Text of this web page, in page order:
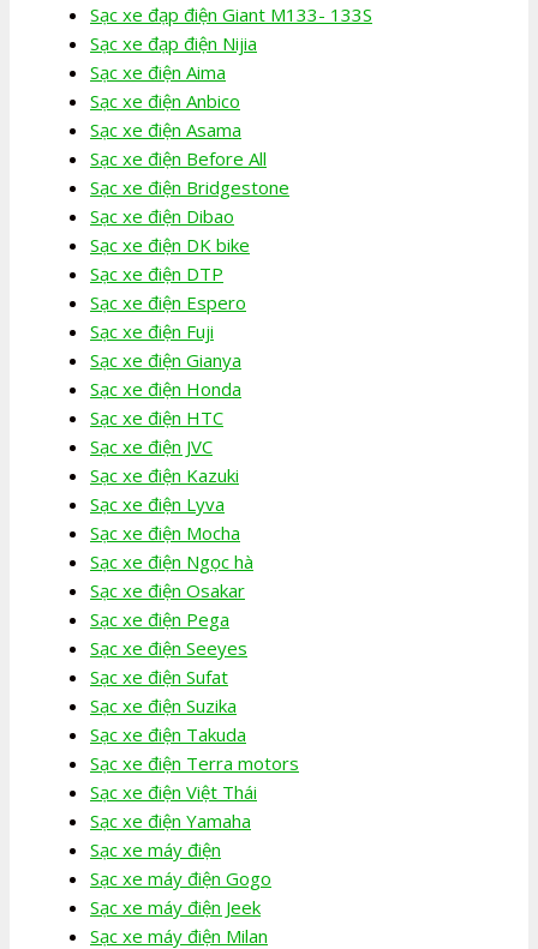
Sạc xe đạp điện Giant M133- 133S
Sạc xe đạp điện Nijia
Sạc xe điện Aima
Sạc xe điện Anbico
Sạc xe điện Asama
Sạc xe điện Before All
Sạc xe điện Bridgestone
Sạc xe điện Dibao
Sạc xe điện DK bike
Sạc xe điện DTP
Sạc xe điện Espero
Sạc xe điện Fuji
Sạc xe điện Gianya
Sạc xe điện Honda
Sạc xe điện HTC
Sạc xe điện JVC
Sạc xe điện Kazuki
Sạc xe điện Lyva
Sạc xe điện Mocha
Sạc xe điện Ngọc hà
Sạc xe điện Osakar
Sạc xe điện Pega
Sạc xe điện Seeyes
Sạc xe điện Sufat
Sạc xe điện Suzika
Sạc xe điện Takuda
Sạc xe điện Terra motors
Sạc xe điện Việt Thái
Sạc xe điện Yamaha
Sạc xe máy điện
Sạc xe máy điện Gogo
Sạc xe máy điện Jeek
Sạc xe máy điện Milan